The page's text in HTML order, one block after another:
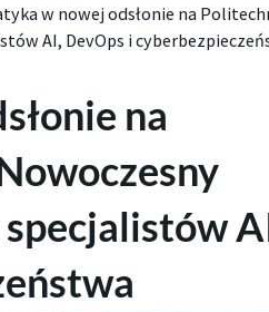
w nowej odsłonie na
AI, DevOps i
na